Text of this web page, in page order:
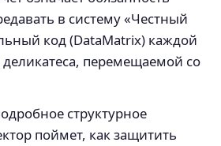
в систему «Честный
код (DataMatrix) каждой
перемещаемой со
структурное
поймет, как защитить